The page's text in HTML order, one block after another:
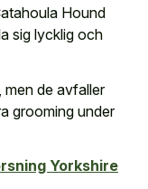
Hound
sig lycklig och
men de avfaller
grooming under
Yorkshire